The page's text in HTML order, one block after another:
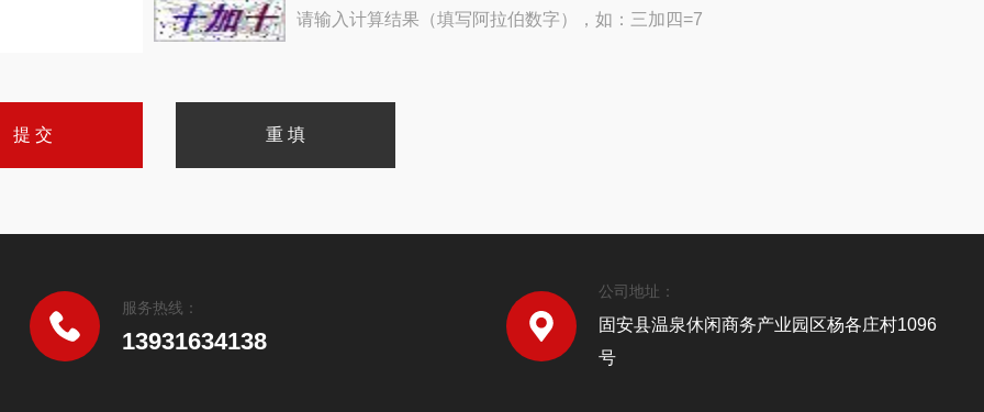
请输入计算结果（填写阿拉伯数字），如：三加四=7
服务热线：
13931634138
公司地址：
固安县温泉休闲商务产业园区杨各庄村1096
号